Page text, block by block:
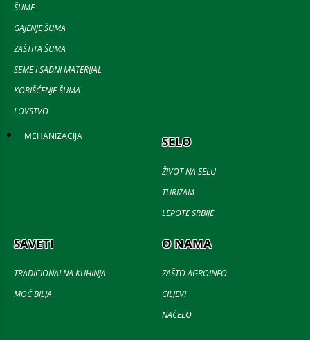
ŠUME
GAJENJE ŠUMA
ZAŠTITA ŠUMA
SEME I SADNI MATERIJAL
KORIŠĆENJE ŠUMA
LOVSTVO
MEHANIZACIJA SELO
ŽIVOT NA SELU
TURIZAM
LEPOTE SRBIJE
SAVETI
TRADICIONALNA KUHINJA
MOĆ BILJA
O NAMA
ZAŠTO AGROINFO
CILJEVI
NAČELO